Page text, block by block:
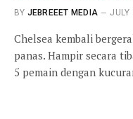
BY JEBREEET MEDIA JULY
Chelsea kembali
panas. Hampir secara
5 pemain dengan